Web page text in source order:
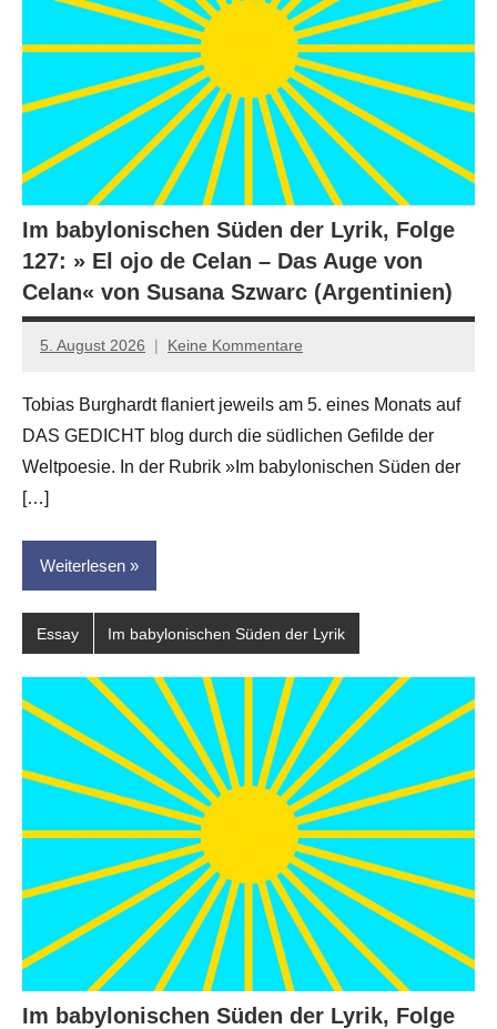
Im babylonischen Süden der Lyrik, Folge
127: » El ojo de Celan – Das Auge von
Celan« von Susana Szwarc (Argentinien)
5. August 2026
Jan-
Hornauer
für
dasgedichtblog
Keine Kommentare
Tobias Burghardt flaniert jeweils am 5. eines Monats auf
DAS GEDICHT blog durch die südlichen Gefilde der
Weltpoesie. In der Rubrik »Im babylonischen Süden der
[…]
Weiterlesen
Essay Im babylonischen Süden der Lyrik
Im babylonischen Süden der Lyrik, Folge